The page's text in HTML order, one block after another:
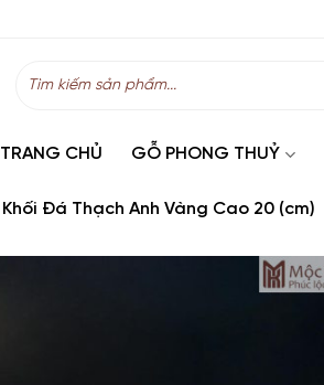
kiếm:
TRANG CHỦ GỖ PHONG THUỶ
Khối Đá Thạch Anh Vàng Cao 20 (cm)